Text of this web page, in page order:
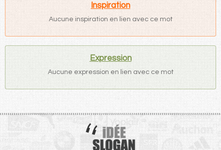
Inspiration
Aucune inspiration en lien avec ce mot
Expression
Aucune expression en lien avec ce mot